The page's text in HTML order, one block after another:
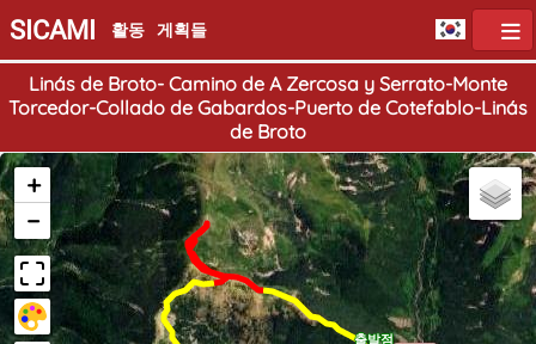
SICAMI 활동 게획들
Linás de Broto- Camino de A Zercosa y Serrato-Monte
Torcedor-Collado de Gabardos-Puerto de Cotefablo-Linás
de Broto
출발점
+
−